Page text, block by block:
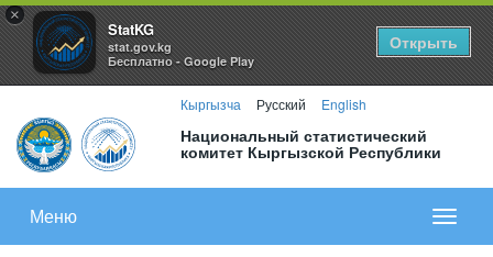
×
StatKG
stat.gov.kg
Бесплатно - Google Play
Открыть
Кыргызча Русский English
Национальный статистический
комитет Кыргызской Республики
меню
Меню